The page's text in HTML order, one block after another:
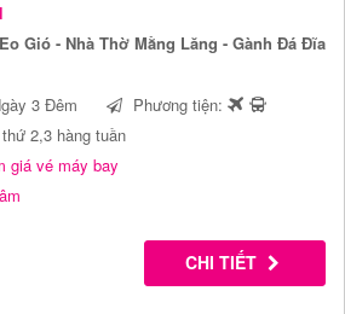
Gió - Nhà Thờ Mằng Lăng - Gành Đá Đĩa
3 Đêm
Phương tiện:
2,3 hàng tuần
giá vé máy bay
CHI TIẾT